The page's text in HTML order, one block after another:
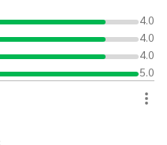
4.0
4.0
4.0
5.0